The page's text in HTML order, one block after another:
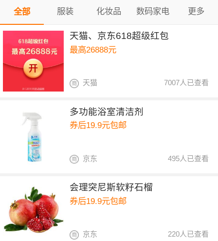
全部 服装 化妆品 数码家电 更多
天猫、京东618超级红包
最高26888元
7007人已查看
天猫
多功能浴室清洁剂
券后19.9元包邮
495人已查看
京东
会理突尼斯软籽石榴
券后19.9元包邮
220人已查看
京东